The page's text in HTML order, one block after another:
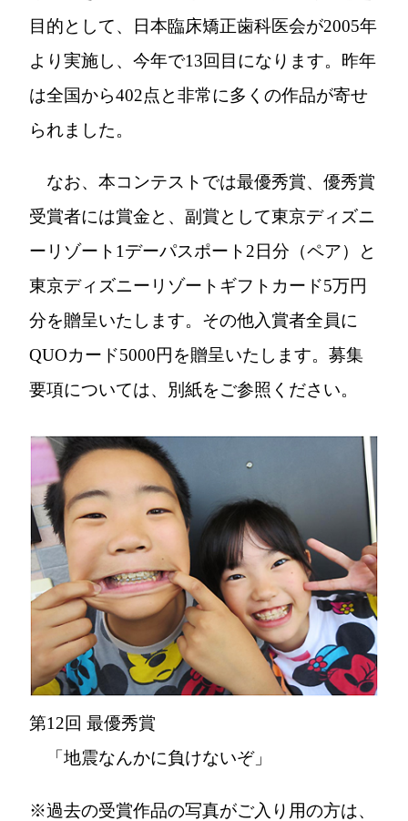
目的として、日本臨床矯正歯科医会が2005年
より実施し、今年で13回目になります。昨年
は全国から402点と非常に多くの作品が寄せ
られました。
なお、本コンテストでは最優秀賞、優秀賞
受賞者には賞金と、副賞として東京ディズニ
ーリゾート1デーパスポート2日分（ペア）と
東京ディズニーリゾートギフトカード5万円
分を贈呈いたします。その他入賞者全員に
QUOカード5000円を贈呈いたします。募集
要項については、別紙をご参照ください。
第12回 最優秀賞
「地震なんかに負けないぞ」
※過去の受賞作品の写真がご入り用の方は、